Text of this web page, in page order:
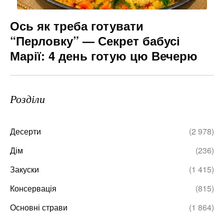
Ось як треба готувати
“Перловку” — Секрет бабусі
Марії: 4 день готую цю Вечерю
Розділи
Десерти
(2 978)
Дім
(236)
Закуски
(1 415)
Консервація
(815)
Основні страви
(1 864)